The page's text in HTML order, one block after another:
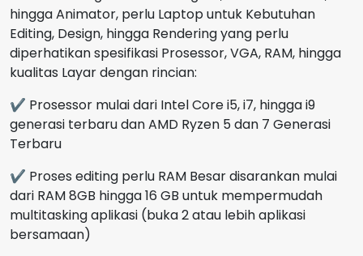
hingga Animator, perlu Laptop untuk Kebutuhan
Editing, Design, hingga Rendering yang perlu
diperhatikan spesifikasi Prosessor, VGA, RAM, hingga
kualitas Layar dengan rincian:
✔ Prosessor mulai dari Intel Core i5, i7, hingga i9
generasi terbaru dan AMD Ryzen 5 dan 7 Generasi
Terbaru
✔ Proses editing perlu RAM Besar disarankan mulai
dari RAM 8GB hingga 16 GB untuk mempermudah
multitasking aplikasi (buka 2 atau lebih aplikasi
bersamaan)